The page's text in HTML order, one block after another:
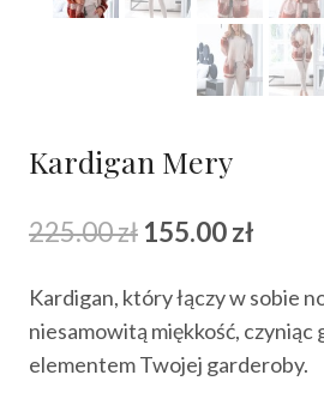
Kardigan Mery
225.00zł Pierwotna
wynosiła:
225.00 zł.
155.00zł
Kardigan, który łączy w sobie
niesamowitą miękkość, czyniąc
elementem Twojej garderoby.